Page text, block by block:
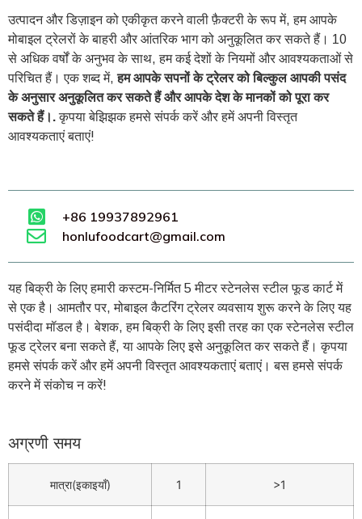
उत्पादन और डिज़ाइन को एकीकृत करने वाली फ़ैक्टरी के रूप में, हम आपके
मोबाइल ट्रेलरों के बाहरी और आंतरिक भाग को अनुकूलित कर सकते हैं। 10
से अधिक वर्षों के अनुभव के साथ, हम कई देशों के नियमों और आवश्यकताओं से
परिचित हैं। एक शब्द में,हम आपके सपनों के ट्रेलर को बिल्कुल आपकी पसंद
के अनुसार अनुकूलित कर सकते हैं और आपके देश के मानकों को पूरा कर
सकते हैं।.कृपया बेझिझक हमसे संपर्क करें और हमें अपनी विस्तृत
आवश्यकताएं बताएं!
+86 19937892961
honlufoodcart@gmail.com
यह बिक्री के लिए हमारी कस्टम-निर्मित 5 मीटर स्टेनलेस स्टील फूड कार्ट में
से एक है। आमतौर पर, मोबाइल कैटरिंग ट्रेलर व्यवसाय शुरू करने के लिए यह
पसंदीदा मॉडल है। बेशक, हम बिक्री के लिए इसी तरह का एक स्टेनलेस स्टील
फूड ट्रेलर बना सकते हैं, या आपके लिए इसे अनुकूलित कर सकते हैं। कृपया
हमसे संपर्क करें और हमें अपनी विस्तृत आवश्यकताएं बताएं। बस हमसे संपर्क
करने में संकोच न करें!
अग्रणी समय
मात्रा(इकाइयाँ) 1 >1